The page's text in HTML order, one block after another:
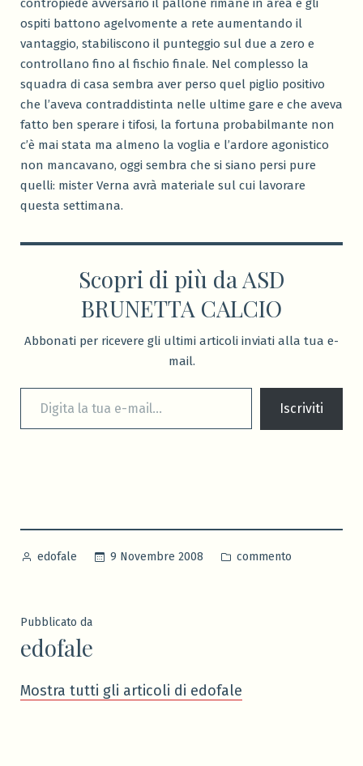
contropiede avversario il pallone rimane in area e gli
ospiti battono agelvomente a rete aumentando il
vantaggio, stabiliscono il punteggio sul due a zero e
controllano fino al fischio finale. Nel complesso la
squadra di casa sembra aver perso quel piglio positivo
che l’aveva contraddistinta nelle ultime gare e che aveva
fatto ben sperare i tifosi, la fortuna probabilmante non
c’è mai stata ma almeno la voglia e l’ardore agonistico
non mancavano, oggi sembra che si siano persi pure
quelli: mister Verna avrà materiale sul cui lavorare
questa settimana.
Scopri di più da ASD
BRUNETTA CALCIO
Abbonati per ricevere gli ultimi articoli inviati alla tua e-
mail.
Digita la tua e-mail...
Iscriviti
Pubblicato
edofale 9 Novembre 2008
Pubblicato
commento
Pubblicato da
edofale
Mostra tutti gli articoli di edofale